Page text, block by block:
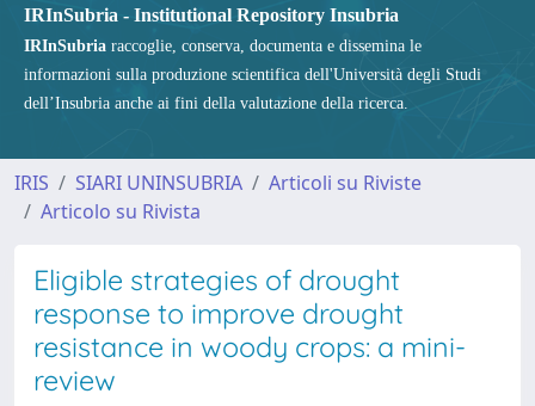
IRInSubria - Institutional Repository Insubria
IRInSubria raccoglie, conserva, documenta e dissemina le
informazioni sulla produzione scientifica dell'Università degli Studi
dell’Insubria anche ai fini della valutazione della ricerca.
IRIS SIARI UNINSUBRIA
Articoli su Riviste
Articolo su Rivista
Eligible strategies of drought
response to improve drought
resistance in woody crops: a mini-
review